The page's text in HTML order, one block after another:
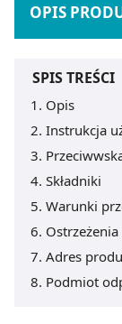
OPIS
SPIS TREŚCI
Opis
Instrukcja
Składniki
Warunki
Ostrzeżenia
Adres
Podmiot